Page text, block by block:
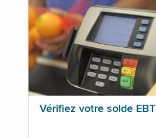
Vérifiez votre solde EBT